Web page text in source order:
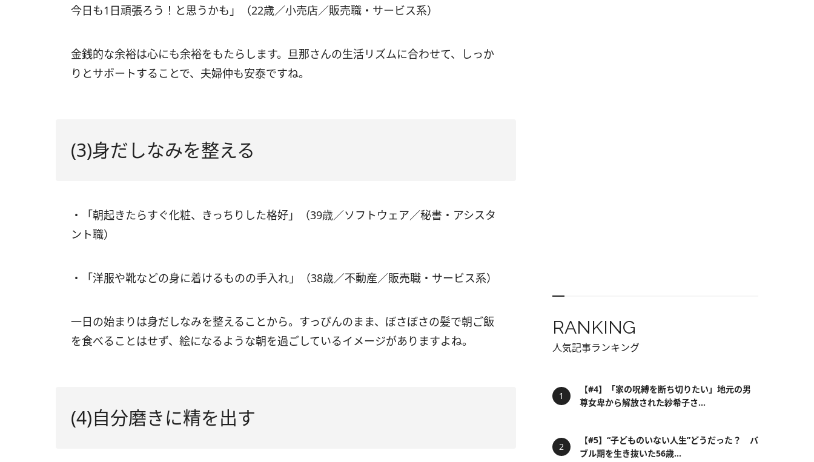
今日も1日頑張ろう！と思うかも」（22歳／小売店／販売職・サービス系）
金銭的な余裕は心にも余裕をもたらします。旦那さんの生活リズムに合わせて、しっか
りとサポートすることで、夫婦仲も安泰ですね。
(3)身だしなみを整える
・「朝起きたらすぐ化粧、きっちりした格好」（39歳／ソフトウェア／秘書・アシスタ
ント職）
・「洋服や靴などの身に着けるものの手入れ」（38歳／不動産／販売職・サービス系）
一日の始まりは身だしなみを整えることから。すっぴんのまま、ぼさぼさの髪で朝ご飯
を食べることはせず、絵になるような朝を過ごしているイメージがありますよね。
(4)自分磨きに精を出す
RANKING
人気記事ランキング
【#4】「家の呪縛を断ち切りたい」地元の男
尊女卑から解放された紗希子さ...
【#5】“子どものいない人生”どうだった？ バ
ブル期を生き抜いた56歳...